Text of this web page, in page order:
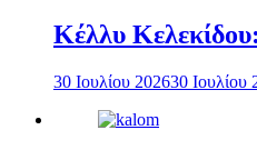
Κέλλυ
30 Ιουλίου 202630 Ιουλίου